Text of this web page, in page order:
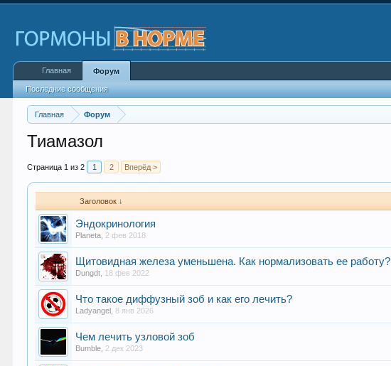
Главная Форум
Тиамазол
Страница 1 из 2 1 2 Вперёд >
Заголовок ↓
Эндокринология
Planeta 2 фев 2018
Щитовидная железа уменьшена. Как нормализовать ее работу?
Dungdt 18 фев 2022
Что такое диффузный зоб и как его лечить?
Ladyangel ,8 янв 2026
Чем лечить узловой зоб
Bumble 2 дек 2023
Главная Форум
Последние сообщения